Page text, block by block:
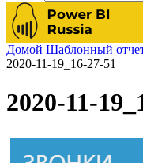
Домой Шаблонный
2020-11-19_16-27-51
2020-11-